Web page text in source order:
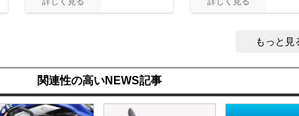
もっと見
関連性の高いNEWS記事